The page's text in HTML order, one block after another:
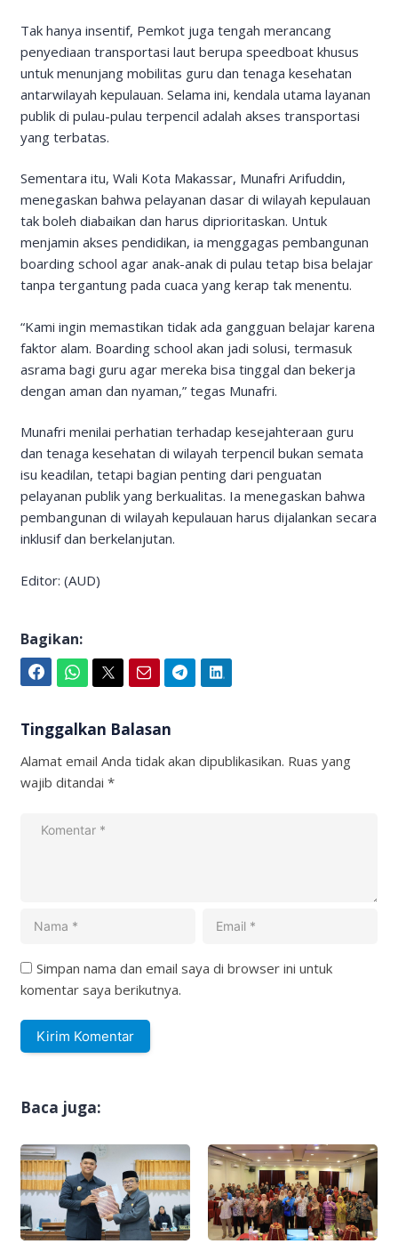
Tak hanya insentif, Pemkot juga tengah merancang
penyediaan transportasi laut berupa speedboat khusus
untuk menunjang mobilitas guru dan tenaga kesehatan
antarwilayah kepulauan. Selama ini, kendala utama layanan
publik di pulau-pulau terpencil adalah akses transportasi
yang terbatas.
Sementara itu, Wali Kota Makassar, Munafri Arifuddin,
menegaskan bahwa pelayanan dasar di wilayah kepulauan
tak boleh diabaikan dan harus diprioritaskan. Untuk
menjamin akses pendidikan, ia menggagas pembangunan
boarding school agar anak-anak di pulau tetap bisa belajar
tanpa tergantung pada cuaca yang kerap tak menentu.
“Kami ingin memastikan tidak ada gangguan belajar karena
faktor alam. Boarding school akan jadi solusi, termasuk
asrama bagi guru agar mereka bisa tinggal dan bekerja
dengan aman dan nyaman,” tegas Munafri.
Munafri menilai perhatian terhadap kesejahteraan guru
dan tenaga kesehatan di wilayah terpencil bukan semata
isu keadilan, tetapi bagian penting dari penguatan
pelayanan publik yang berkualitas. Ia menegaskan bahwa
pembangunan di wilayah kepulauan harus dijalankan secara
inklusif dan berkelanjutan.
Editor: (AUD)
Bagikan:
Tinggalkan Balasan
Alamat email Anda tidak akan dipublikasikan. Ruas yang
wajib ditandai *
Simpan nama dan email saya di browser ini untuk
komentar saya berikutnya.
Baca juga: